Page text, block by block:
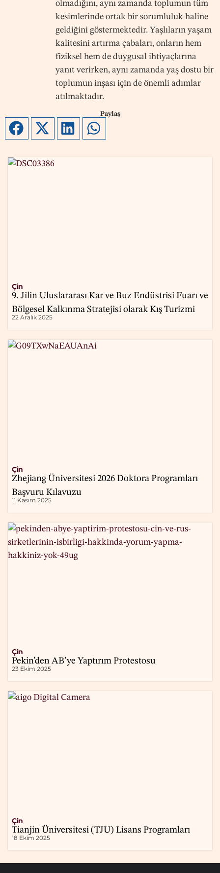
Paylaş
olmadığını, aynı zamanda toplumun tüm
kesimlerinde ortak bir sorumluluk haline
geldiğini göstermektedir. Yaşlıların yaşam
kalitesini artırma çabaları, onların hem
fiziksel hem de duygusal ihtiyaçlarına
yanıt verirken, aynı zamanda yaş dostu bir
toplumun inşası için de önemli adımlar
atılmaktadır.
Çin
9. Jilin Uluslararası Kar ve Buz Endüstrisi Fuarı ve
Bölgesel Kalkınma Stratejisi olarak Kış Turizmi
22 Aralık 2025
Çin
Zhejiang Üniversitesi 2026 Doktora Programları
Başvuru Kılavuzu
11 Kasım 2025
Çin
Pekin’den AB’ye Yaptırım Protestosu
23 Ekim 2025
Çin
Tianjin Üniversitesi (TJU) Lisans Programları
18 Ekim 2025